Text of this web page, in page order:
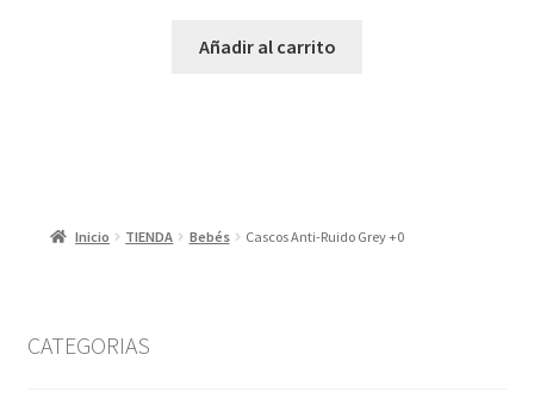
originalactual
Añadir al carrito
Inicio TIENDA Bebés Cascos Anti-Ruido Grey +0
CATEGORIAS